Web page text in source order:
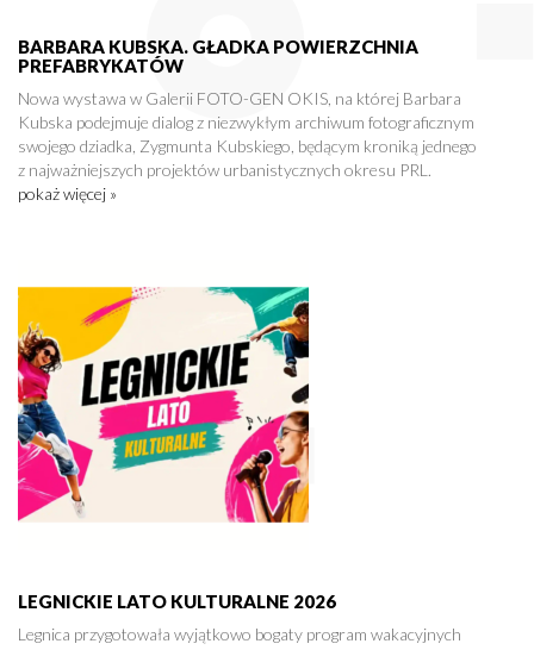
BARBARA KUBSKA. GŁADKA POWIERZCHNIA
PREFABRYKATÓW
Nowa wystawa w Galerii FOTO-GEN OKIS, na której Barbara
Kubska podejmuje dialog z niezwykłym archiwum fotograficznym
swojego dziadka, Zygmunta Kubskiego, będącym kroniką jednego
z najważniejszych projektów urbanistycznych okresu PRL.
pokaż więcej »
LEGNICKIE LATO KULTURALNE 2026
Legnica przygotowała wyjątkowo bogaty program wakacyjnych